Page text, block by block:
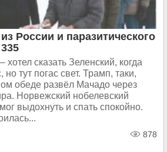
России и паразитического
сказать Зеленский, когда
тут погас свет. Трамп, таки,
обеде развёл Мачадо через
Норвежский нобелевский
выдохнуть и спать спокойно.
878